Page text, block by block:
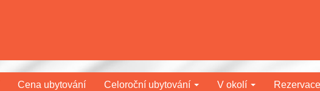
Cena ubytování Celoroční ubytování V okolí Rezervace